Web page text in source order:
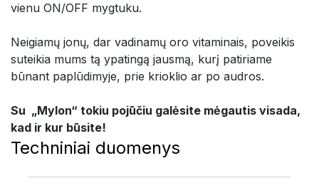
vienu ON/OFF mygtuku.
Neigiamų jonų, dar vadinamų oro vitaminais, poveikis
suteikia mums tą ypatingą jausmą, kurį patiriame
būnant paplūdimyje, prie krioklio ar po audros.
Su „MyIon“ tokiu pojūčiu galėsite mėgautis visada,
kad ir kur būsite!
Techniniai duomenys